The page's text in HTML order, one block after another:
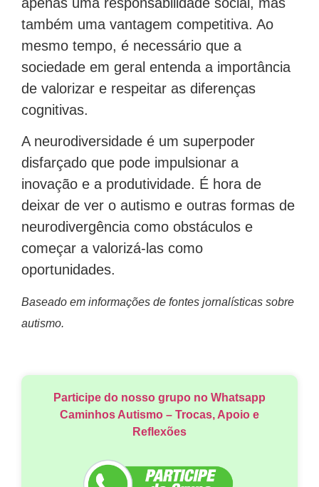
também uma vantagem competitiva. Ao
mesmo tempo, é necessário que a
sociedade em geral entenda a importância
de valorizar e respeitar as diferenças
cognitivas.
A neurodiversidade é um superpoder
disfarçado que pode impulsionar a
inovação e a produtividade. É hora de
deixar de ver o autismo e outras formas de
neurodivergência como obstáculos e
começar a valorizá-las como
oportunidades.
Baseado em informações de fontes jornalísticas sobre
autismo.
Participe do nosso grupo no Whatsapp
Caminhos Autismo – Trocas, Apoio e
Reflexões